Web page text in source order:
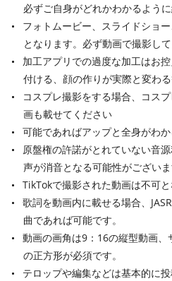
必ずご自身がどれかわかるよう
フォトムービー、スライドショ
となります。必ず動画で撮影して
加工アプリでの過度な加工はお
付ける、顔の作りが実際と変わ
コスプレ撮影をする場合、コス
画も載せてください
可能であればアップと全身がわか
原盤権の許諾がとれていない音
声が消音となる可能性がございま
TikTokで撮影された動画は不可と
歌詞を動画内に載せる場合、
曲であれば可能です。
動画の画角は9：16の縦型動画
の正方形が必須です。
テロップや編集などは基本的に